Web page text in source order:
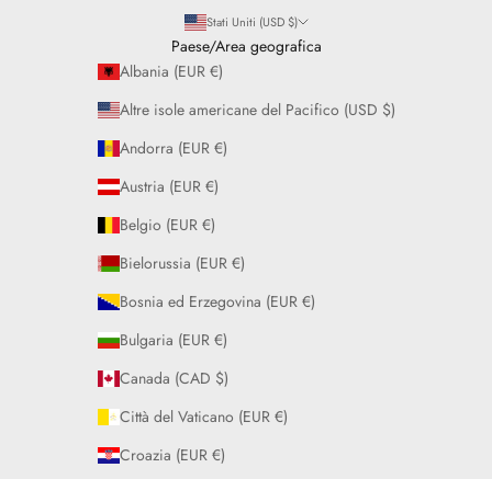
Stati Uniti (USD $)
Paese/Area geografica
Albania (EUR €)
Altre isole americane del Pacifico (USD $)
Andorra (EUR €)
Austria (EUR €)
Belgio (EUR €)
Bielorussia (EUR €)
Bosnia ed Erzegovina (EUR €)
Bulgaria (EUR €)
Canada (CAD $)
Città del Vaticano (EUR €)
Croazia (EUR €)